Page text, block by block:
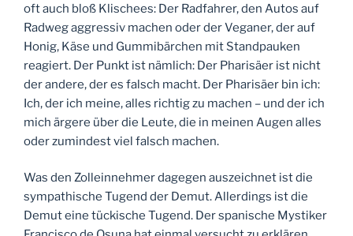
oft auch bloß Klischees: Der Radfahrer, den Autos auf
Radweg aggressiv machen oder der Veganer, der auf
Honig, Käse und Gummibärchen mit Standpauken
reagiert. Der Punkt ist nämlich: Der Pharisäer ist nicht
der andere, der es falsch macht. Der Pharisäer bin ich:
Ich, der ich meine, alles richtig zu machen – und der ich
mich ärgere über die Leute, die in meinen Augen alles
oder zumindest viel falsch machen.
Was den Zolleinnehmer dagegen auszeichnet ist die
sympathische Tugend der Demut. Allerdings ist die
Demut eine tückische Tugend. Der spanische Mystiker